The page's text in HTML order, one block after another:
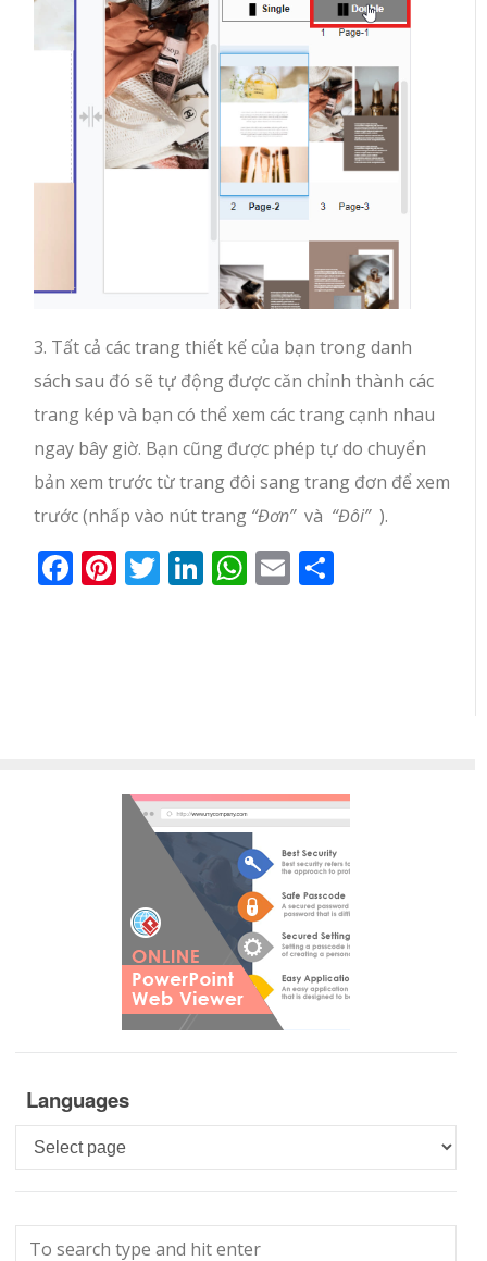
3. Tất cả các trang thiết kế của bạn trong danh
sách sau đó sẽ tự động được căn chỉnh thành các
trang kép và bạn có thể xem các trang cạnh nhau
ngay bây giờ. Bạn cũng được phép tự do chuyển
bản xem trước từ trang đôi sang trang đơn để xem
trước (nhấp vào nút trang “Đơn”và “Đôi”).
Facebook
Pinterest
Twitter
LinkedIn
WhatsApp
Email
Languages
Languages